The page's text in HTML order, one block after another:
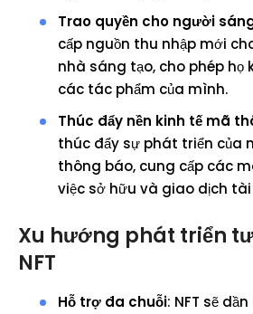
Trao quyền cho người
cấp nguồn thu nhập mới
nhà sáng tạo, cho phép họ
các tác phẩm của mình.
Thúc đẩy nền kinh tế mã
thúc đẩy sự phát triển của
thông báo, cung cấp các
việc sở hữu và giao dịch tài
Xu hướng phát triển
NFT
Hỗ trợ đa chuỗi: NFT sẽ